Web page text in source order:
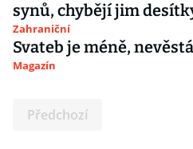
synů, chybějí jim
Zahraniční
Svateb je méně,
Magazín
Předchozí